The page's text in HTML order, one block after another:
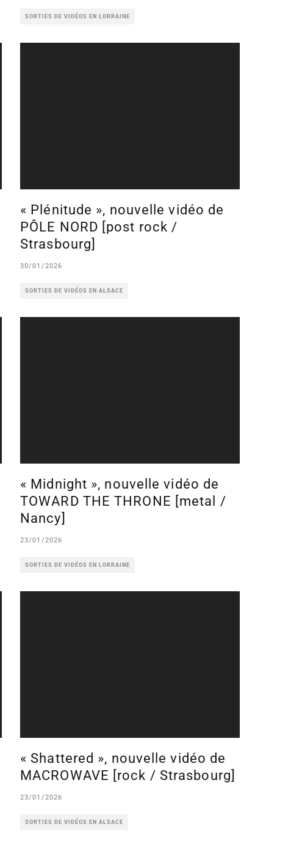
SORTIES DE VIDÉOS EN LORRAINE
« Plénitude », nouvelle vidéo de
PÔLE NORD [post rock /
Strasbourg]
30/01/2026
SORTIES DE VIDÉOS EN ALSACE
« Midnight », nouvelle vidéo de
TOWARD THE THRONE [metal /
Nancy]
23/01/2026
SORTIES DE VIDÉOS EN LORRAINE
« Shattered », nouvelle vidéo de
MACROWAVE [rock / Strasbourg]
23/01/2026
SORTIES DE VIDÉOS EN ALSACE